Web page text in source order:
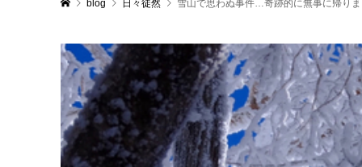
blog 日々徒然 雪山で思わぬ事件…奇跡的に無事に帰り